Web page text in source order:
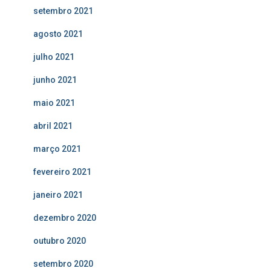
setembro 2021
agosto 2021
julho 2021
junho 2021
maio 2021
abril 2021
março 2021
fevereiro 2021
janeiro 2021
dezembro 2020
outubro 2020
setembro 2020